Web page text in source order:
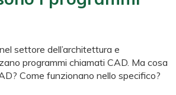
settore dell’architettura e
programmi chiamati CAD. Ma cosa
Come funzionano nello specifico?